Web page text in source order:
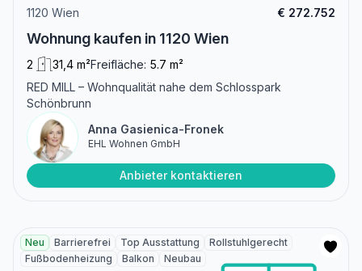
1120 Wien € 272.752
Wohnung kaufen in 1120 Wien
2 31,4 m²Freifläche: 5.7 m²
RED MILL – Wohnqualität nahe dem Schlosspark
Schönbrunn
Anna Gasienica-Fronek
EHL Wohnen GmbH
Anbieter kontaktieren
Neu Barrierefrei Top Ausstattung
Rollstuhlgerecht
Fußbodenheizung
Balkon Neubau